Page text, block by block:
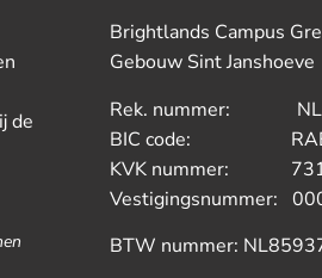
de
Brightlands Campus
Gebouw Sint Janshoeve
Rek. nummer:
BIC code:
KVK nummer:
Vestigingsnummer:
BTW nummer: